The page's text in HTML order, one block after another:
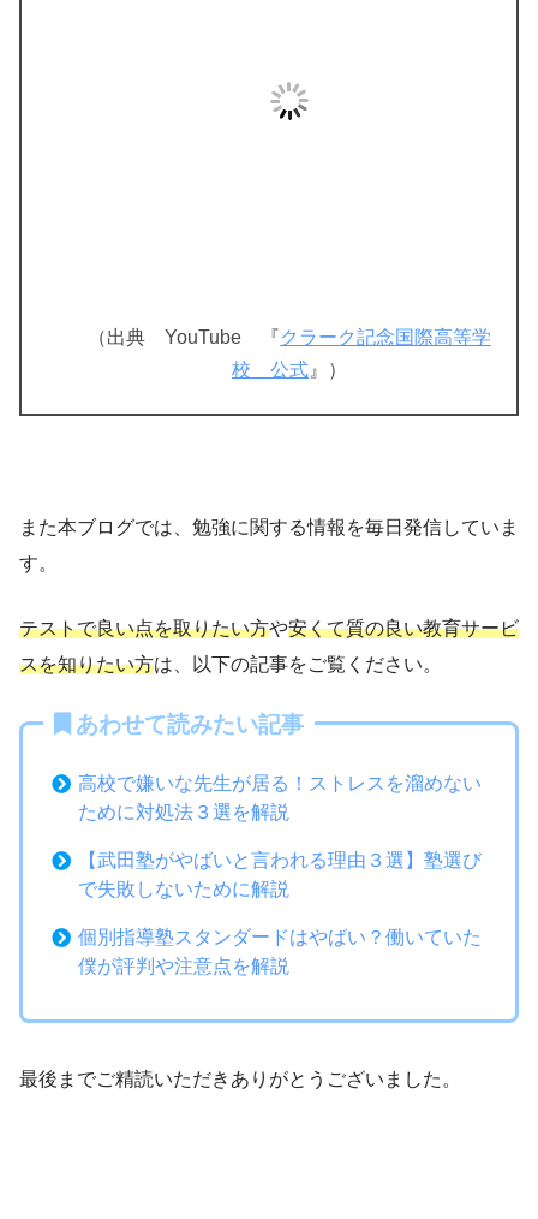
（出典 YouTube 『クラーク記念国際高等学
校 公式 』）
また本ブログでは、勉強に関する情報を毎日発信していま
す。
テストで良い点を取りたい方や安くて質の良い教育サービ
スを知りたい方は、以下の記事をご覧ください。
あわせて読みたい記事
高校で嫌いな先生が居る！ストレスを溜めない
ために対処法３選を解説
【武田塾がやばいと言われる理由３選】塾選び
で失敗しないために解説
個別指導塾スタンダードはやばい？働いていた
僕が評判や注意点を解説
最後までご精読いただきありがとうございました。